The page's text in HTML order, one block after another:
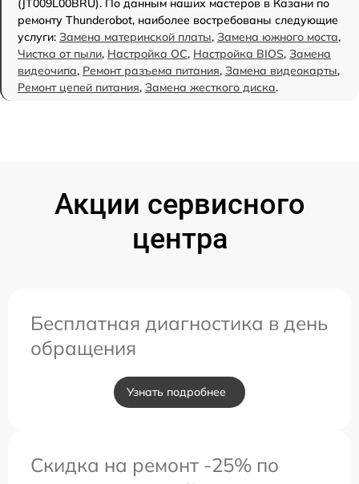
(JT009L00BRU). По данным наших мастеров в Казани по
ремонту Thunderobot, наиболее востребованы следующие
услуги: Замена материнской платы, Замена южного моста,
Чистка от пыли, Настройка ОС, Настройка BIOS, Замена
видеочипа, Ремонт разъема питания, Замена видеокарты,
Ремонт цепей питания, Замена жесткого диска.
Акции сервисного
центра
Бесплатная диагностика в день
обращения
Узнать подробнее
Скидка на ремонт -25% по